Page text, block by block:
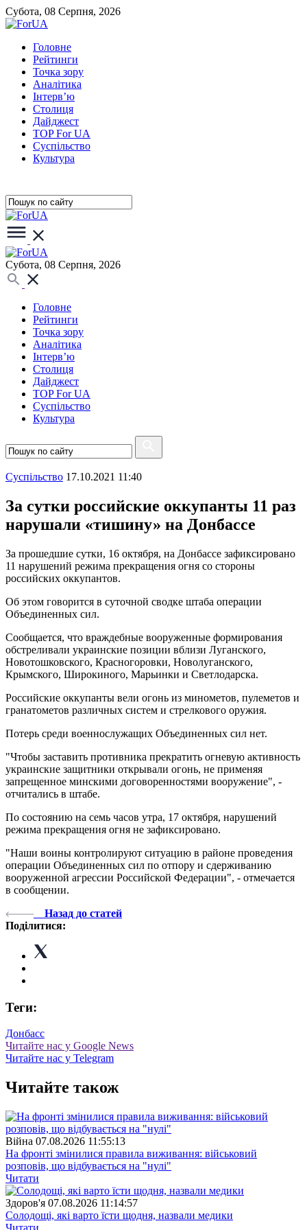
Субота, 08 Серпня, 2026
Головне
Рейтинги
Точка зору
Аналітика
Інтерв’ю
Столиця
Дайджест
TOP For UA
Суспiльство
Культура
Субота, 08 Серпня, 2026
Головне
Рейтинги
Точка зору
Аналітика
Інтерв’ю
Столиця
Дайджест
TOP For UA
Суспiльство
Культура
Суспiльство 17.10.2021 11:40
За сутки российские оккупанты 11 раз
нарушали «тишину» на Донбассе
За прошедшие сутки, 16 октября, на Донбассе зафиксировано
11 нарушений режима прекращения огня со стороны
российских оккупантов.
Об этом говорится в суточной сводке штаба операции
Объединенных сил.
Сообщается, что враждебные вооруженные формирования
обстреливали украинские позиции вблизи Луганского,
Новотошковского, Красногоровки, Новолуганского,
Крымского, Широкиного, Марьинки и Светлодарска.
Российские оккупанты вели огонь из минометов, пулеметов и
гранатометов различных систем и стрелкового оружия.
Потерь среди военнослужащих Объединенных сил нет.
"Чтобы заставить противника прекратить огневую активность
украинские защитники открывали огонь, не применяя
запрещенное минскими договоренностями вооружение", -
отчитались в штабе.
По состоянию на семь часов утра, 17 октября, нарушений
режима прекращения огня не зафиксировано.
"Наши воины контролируют ситуацию в районе проведения
операции Объединенных сил по отпору и сдерживанию
вооруженной агрессии Российской Федерации", - отмечается
в сообщении.
Назад до статей
Поділитися:
Теги:
Донбасс
Читайте нас у Google News
Читайте нас у Telegram
Читайте також
Війна 07.08.2026 11:55:13
На фронті змінилися правила виживання: військовий
розповів, що відбувається на "нулі"
Читати
Здоров'я 07.08.2026 11:14:57
Солодощі, які варто їсти щодня, назвали медики
Читати